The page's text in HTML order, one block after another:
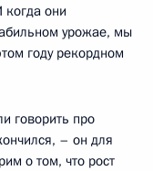
когда они
урожае, мы
году рекордном
говорить про
– он для
о том, что рост